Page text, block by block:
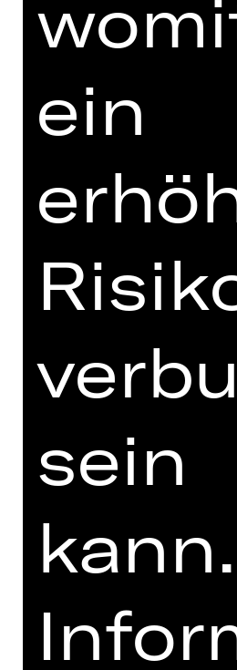
gleich hier bequem
Preisgruppe Erw.
Preisgruppe U27
** Mindestens eine
ein
sein
kann.